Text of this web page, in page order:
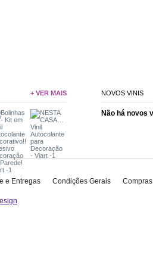
+ VER MAIS NOVOS VINIS
Não há novos
e Entregas Condições Gerais